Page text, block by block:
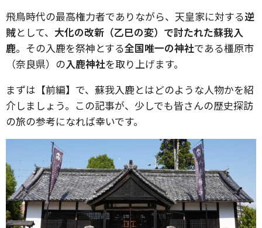
飛鳥時代の最高権力者でありながら、天皇家に対する逆
賊として、 大化の改新（乙巳の変）で討たれた蘇我入
鹿。その入鹿を祭神とする全国唯一の神社である橿原市
（奈良県）の入鹿神社を取り上げます。
まずは【前編】で、蘇我入鹿とはどのような人物かを紹
介しましょう。この記事が、少しでも皆さんの歴史探訪
の旅の参考になれば幸いです。